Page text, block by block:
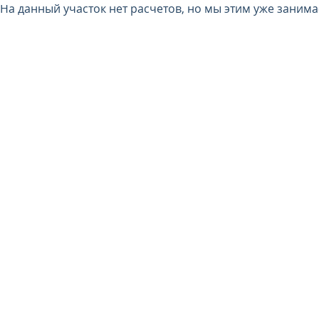
На данный участок нет расчетов, но мы этим уже